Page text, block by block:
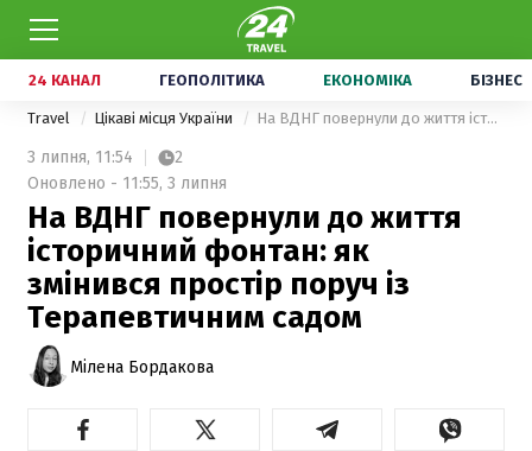
24 КАНАЛ ГЕОПОЛІТИКА ЕКОНОМІКА БІЗНЕС
Travel Цікаві місця України На ВДНГ повернули до життя історичний фонтан: як змінився простір поруч із Терапевтичним садом
3 липня, 11:54
2
Оновлено - 11:55, 3 липня
На ВДНГ повернули до життя
історичний фонтан: як
змінився простір поруч із
Терапевтичним садом
Мілена Бордакова